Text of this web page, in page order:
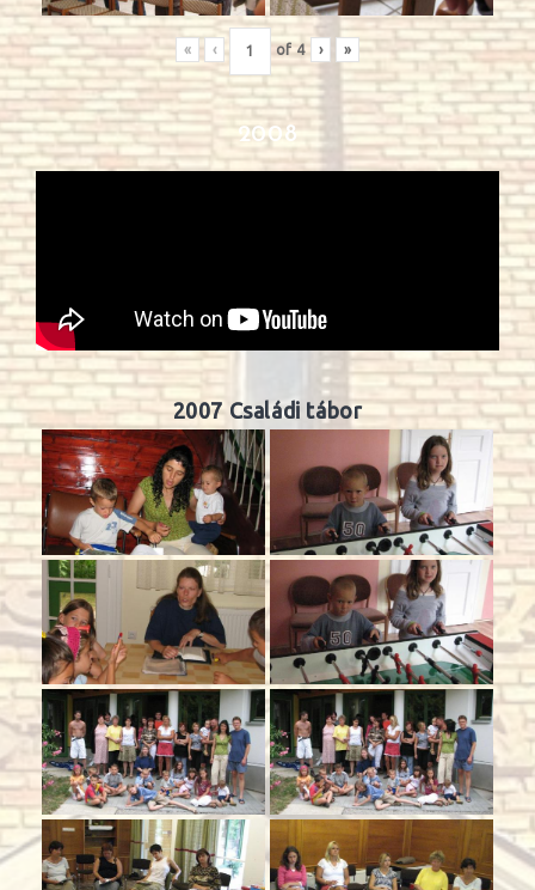
« ‹ of4 › »
2008
2007 Családi tábor